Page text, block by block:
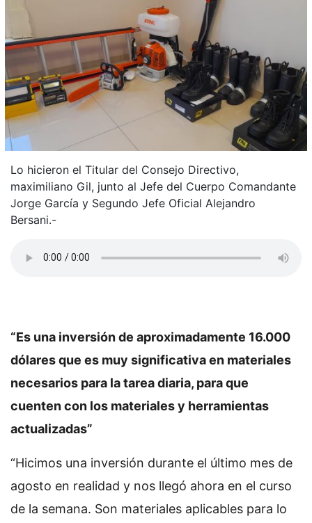
Lo hicieron el Titular del Consejo Directivo,
maximiliano Gil, junto al Jefe del Cuerpo Comandante
Jorge García y Segundo Jefe Oficial Alejandro
Bersani.-
“Es una inversión de aproximadamente 16.000
dólares que es muy significativa en materiales
necesarios para la tarea diaria, para que
cuenten con los materiales y herramientas
actualizadas”
“Hicimos una inversión durante el último mes de
agosto en realidad y nos llegó ahora en el curso
de la semana. Son materiales aplicables para lo